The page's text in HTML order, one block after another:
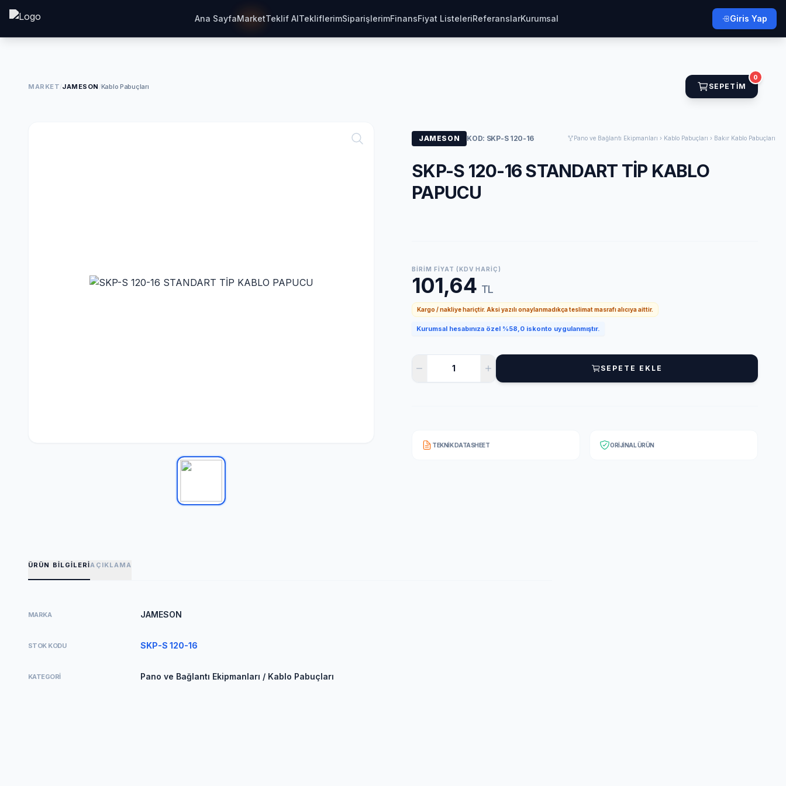
Ana SayfaMarketTeklif AlTekliflerimSiparişlerimFinansFiyat ListeleriReferanslarKurumsal Giris Yap
MARKET/JAMESON /Kablo Pabuçları SEPETIM
0
JAMESON KOD: SKP-S 120-16 Pano ve Bağlantı Ekipmanları › Kablo Pabuçları › Bakır Kablo Pabuçları
SKP-S 120-16 STANDART TİP KABLO
PAPUCU
BIRIM FIYAT (KDV HARIÇ)
101,64 TL
Kargo / nakliye hariçtir. Aksi yazılı onaylanmadıkça teslimat masrafı alıcıya aittir.
Kurumsal hesabınıza özel %58,0 iskonto uygulanmıştır.
SEPETE EKLE
TEKNIK DATASHEET ORIJINAL ÜRÜN
ÜRÜN BILGILERIAÇIKLAMA
MARKA JAMESON
STOK KODU SKP-S 120-16
KATEGORI Pano ve Bağlantı Ekipmanları / Kablo Pabuçları